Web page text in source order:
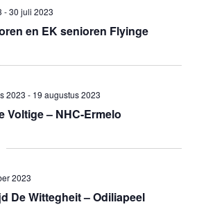
en EK senioren Flyinge
-30 juli 2023
Voltige – NHC-Ermelo
2023 - 19 augustus 2023
De Wittegheit – Odiliapeel
2023